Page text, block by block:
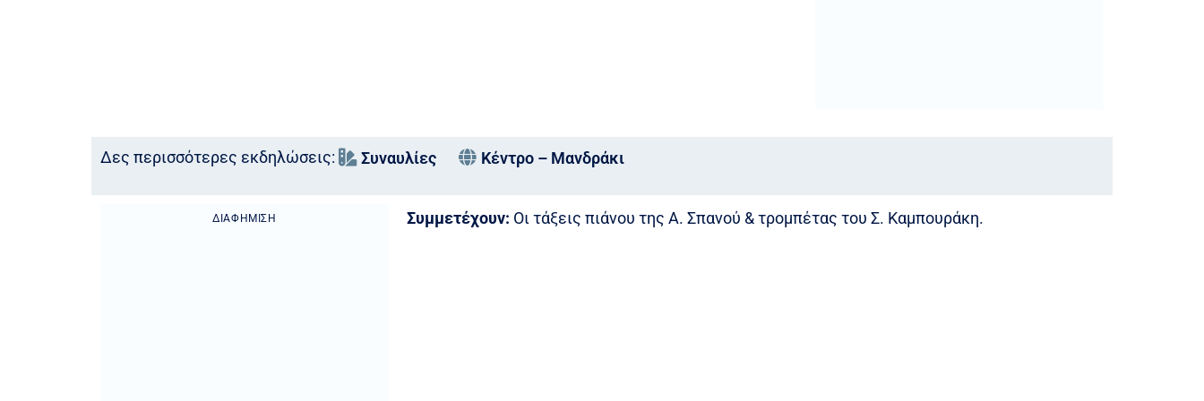
Δες περισσότερες εκδηλώσεις: Συναυλίες Κέντρο – Μανδράκι
ΔΙΑΦΉΜΙΣΗ Συμμετέχουν: Οι τάξεις πιάνου της Α. Σπανού & τρομπέτας του Σ. Καμπουράκη.